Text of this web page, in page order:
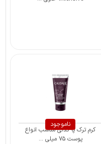
ناموجود
کرم ترک پا کدلی مناسب انواع
پوست ۷۵ میلی ...